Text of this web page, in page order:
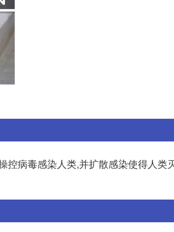
控病毒感染人类,并扩散感染使得人类